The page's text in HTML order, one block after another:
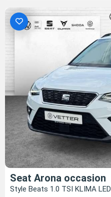
Seat Arona occasion
Style Beats 1.0 TSI KLIMA LED